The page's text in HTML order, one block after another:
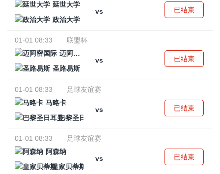
延世大学
vs
政治大学
已结束
01-01 08:33
联盟杯
迈阿密国际
vs
圣路易斯
已结束
01-01 08:33
足球友谊赛
马略卡
vs
巴黎圣日耳曼
已结束
01-01 08:33
足球友谊赛
阿森纳
vs
皇家贝蒂斯
已结束